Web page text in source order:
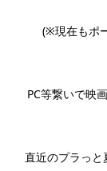
(※現在もポ
PC等繋いで映
直近のプラっと